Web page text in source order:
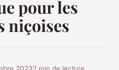
pour les
niçoises